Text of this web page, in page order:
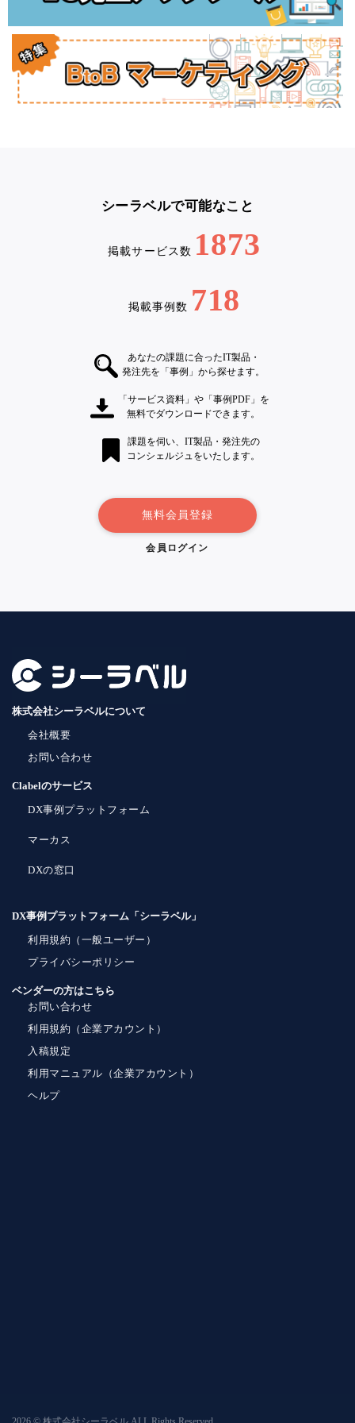
シーラベルで可能なこと
掲載サービス数 1873
掲載事例数 718
あなたの課題に合ったIT製品・
発注先を「事例」から探せます。
「サービス資料」や「事例PDF」を
無料でダウンロードできます。
課題を伺い、IT製品・発注先の
コンシェルジュをいたします。
無料会員登録
会員ログイン
株式会社シーラベルについて
会社概要
お問い合わせ
Clabelのサービス
DX事例プラットフォーム
マーカス
DXの窓口
DX事例プラットフォーム「シーラベル」
利用規約（一般ユーザー）
プライバシーポリシー
ベンダーの方はこちら
お問い合わせ
利用規約（企業アカウント）
入稿規定
利用マニュアル（企業アカウント）
ヘルプ